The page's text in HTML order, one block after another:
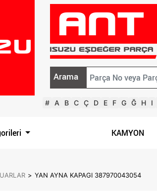
Arama
# A B C Ç D E F G Ğ H I
KAMYON
> YAN AYNA KAPAGI 387970043054